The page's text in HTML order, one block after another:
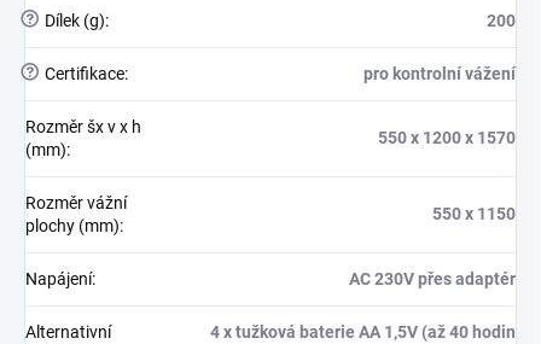
? Dílek (g): 200
? Certifikace: pro kontrolní vážení
Rozměr šx v x h
(mm):
550 x 1200 x 1570
Rozměr vážní
plochy (mm):
550 x 1150
Napájení: AC 230V přes adaptér
Alternativní
4 x tužková baterie AA 1,5V (až 40 hodin